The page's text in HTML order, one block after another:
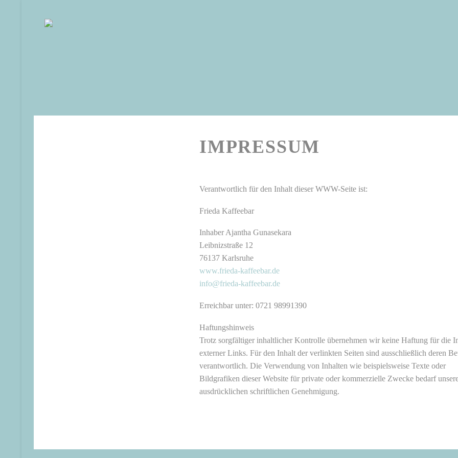
IMPRESSUM
Verantwortlich für den Inhalt dieser WWW-Seite ist:
Frieda Kaffeebar
Inhaber Ajantha Gunasekara
Leibnizstraße 12
76137 Karlsruhe
www.frieda-kaffeebar.de
info@frieda-kaffeebar.de
Erreichbar unter: 0721 98991390
Haftungshinweis
Trotz sorgfältiger inhaltlicher Kontrolle übernehmen wir keine Haftung für die
externer Links. Für den Inhalt der verlinkten Seiten sind ausschließlich deren
verantwortlich. Die Verwendung von Inhalten wie beispielsweise Texte oder
Bildgrafiken dieser Website für private oder kommerzielle Zwecke bedarf
ausdrücklichen schriftlichen Genehmigung.